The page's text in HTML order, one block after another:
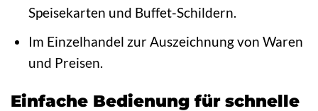
Speisekarten und Buffet-Schildern.
Im Einzelhandel zur Auszeichnung von Waren
und Preisen.
Einfache Bedienung für schnelle